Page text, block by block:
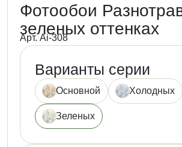
Фотообои
зеленых оттенках
Арт. Ai-308
Варианты серии
Основной Холодных
Зеленых